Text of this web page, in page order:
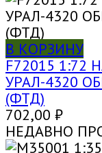
В КОРЗИНУ
F72015 1:72
УРАЛ-4320
(ФТД)
702,00 ₽
НЕДАВНО